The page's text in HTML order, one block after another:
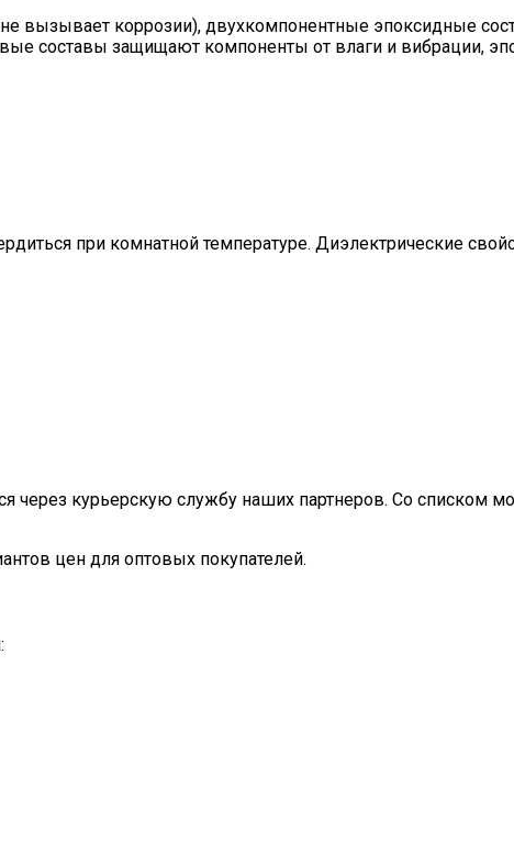
вызывает коррозии), двухкомпонентные эпоксидные
составы защищают компоненты от влаги и вибрации,
при комнатной температуре. Диэлектрические
через курьерскую службу наших партнеров. Со списком
цен для оптовых покупателей.